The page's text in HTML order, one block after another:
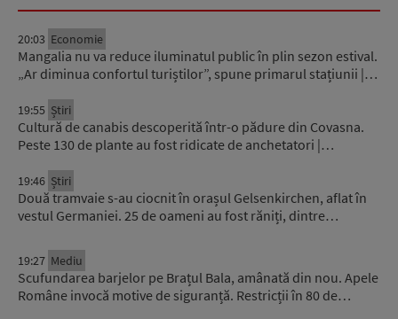
20:03 Economie
Mangalia nu va reduce iluminatul public în plin sezon estival.
„Ar diminua confortul turiștilor”, spune primarul stațiunii |…
19:55 Știri
Cultură de canabis descoperită într-o pădure din Covasna.
Peste 130 de plante au fost ridicate de anchetatori |…
19:46 Știri
Două tramvaie s-au ciocnit în orașul Gelsenkirchen, aflat în
vestul Germaniei. 25 de oameni au fost răniți, dintre…
19:27 Mediu
Scufundarea barjelor pe Brațul Bala, amânată din nou. Apele
Române invocă motive de siguranță. Restricții în 80 de…